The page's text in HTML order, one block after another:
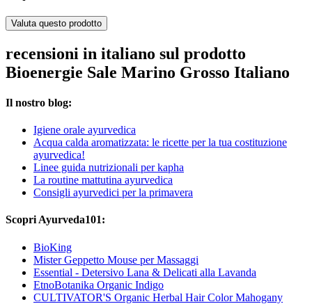
Valuta questo prodotto
recensioni in italiano sul prodotto
Bioenergie Sale Marino Grosso Italiano
Il nostro blog:
Igiene orale ayurvedica
Acqua calda aromatizzata: le ricette per la tua costituzione
ayurvedica!
Linee guida nutrizionali per kapha
La routine mattutina ayurvedica
Consigli ayurvedici per la primavera
Scopri Ayurveda101:
BioKing
Mister Geppetto Mouse per Massaggi
Essential - Detersivo Lana & Delicati alla Lavanda
EtnoBotanika Organic Indigo
CULTIVATOR'S Organic Herbal Hair Color Mahogany